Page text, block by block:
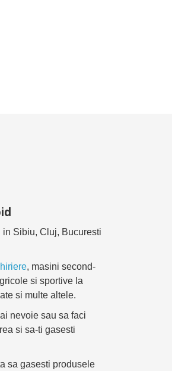
in Sibiu, Cluj, Bucuresti
, masini second-
si sportive la
si multe altele.
nevoie sau sa faci
si sa-ti gasesti
sa gasesti produsele